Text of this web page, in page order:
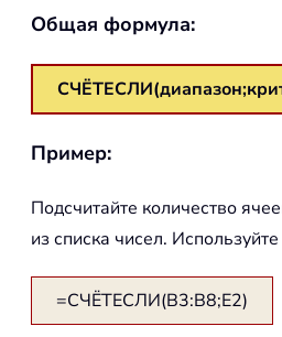
Общая формула:
Пример:
Подсчитайте количество
из списка чисел.
=СЧЁТЕСЛИ(B3:B8;E2)